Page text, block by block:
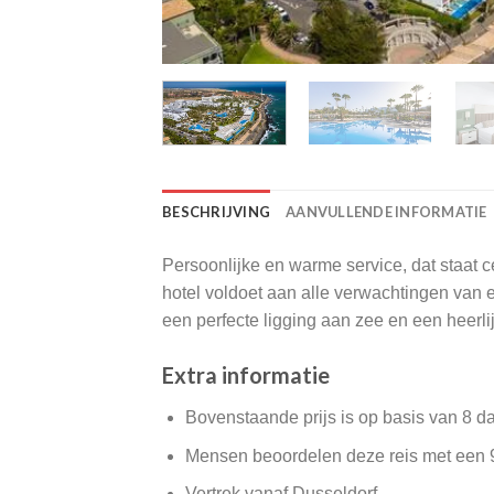
BESCHRIJVING AANVULLENDE INFORMATIE
Persoonlijke en warme service, dat staat
hotel voldoet aan alle verwachtingen van
een perfecte ligging aan zee en een
Extra informatie
Bovenstaande prijs is op basis van 8
Mensen beoordelen deze reis met een